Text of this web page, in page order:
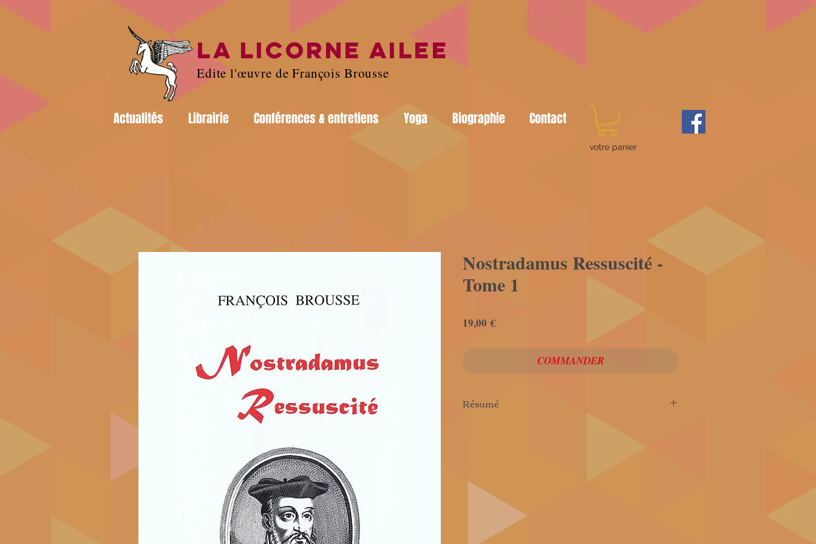
Actualités Librairie Conférences & entretiens Yoga Biographie Contact
votre panier
LA LICORNE AILEE
Edite l'œuvre de François Brousse
Nostradamus Ressuscité -
Tome 1
19,00 €
COMMANDER
Résumé
numérologie, de l'astrologie. Jamais les
Centuries et les Sixains ne furent interprétés avec
autant d'ampleur.
La Science Initiatique